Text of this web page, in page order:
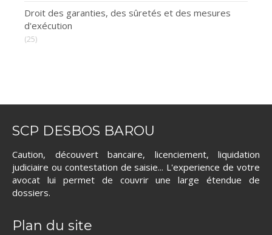
Droit des garanties, des sûretés et des mesures
d'exécution
(25)
SCP DESBOS BAROU
Caution, découvert bancaire, licenciement, liquidation
judiciaire ou contestation de saisie... L'experience de votre
avocat lui permet de couvrir une large étendue de
dossiers.
Plan du site